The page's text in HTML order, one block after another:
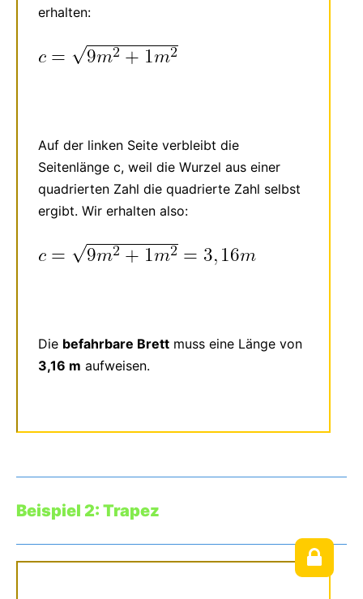
erhalten:
Auf der linken Seite verbleibt die
Seitenlänge c, weil die Wurzel aus einer
quadrierten Zahl die quadrierte Zahl selbst
ergibt. Wir erhalten also:
Die befahrbare Brett muss eine Länge von
3,16 m aufweisen.
Beispiel 2: Trapez